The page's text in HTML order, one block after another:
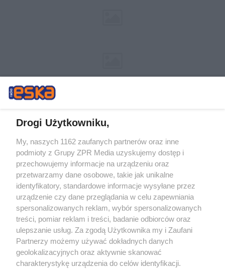
Żaden utwór zamieszczony w serwisie nie może być powielany i
rozpowszechniany lub dalej rozpowszechniany w jakikolwiek sposób (w
tym także elektroniczny lub mechaniczny) na jakimkolwiek polu
eksploatacji w jakiejkolwiek formie, włącznie z umieszczaniem w
Internecie bez pisemnej zgody właściciela praw. Jakiekolwiek użycie lub
wykorzystanie utworów w całości lub w części z naruszeniem prawa,
tzn. bez właściwej zgody, jest zabronione pod groźbą kary i może być
ścigane prawnie.
Drogi Użytkowniku,
My, naszych 1162 zaufanych partnerów oraz inne
podmioty z Grupy ZPR Media uzyskujemy dostęp i
przechowujemy informacje na urządzeniu oraz
przetwarzamy dane osobowe, takie jak unikalne
identyfikatory, standardowe informacje wysyłane przez
urządzenie czy dane przeglądania w celu zapewniania
spersonalizowanych reklam, wybór spersonalizowanych
treści, pomiar reklam i treści, badanie odbiorców oraz
ulepszanie usług. Za zgodą Użytkownika my i Zaufani
Partnerzy możemy używać dokładnych danych
geolokalizacyjnych oraz aktywnie skanować
charakterystykę urządzenia do celów identyfikacji.